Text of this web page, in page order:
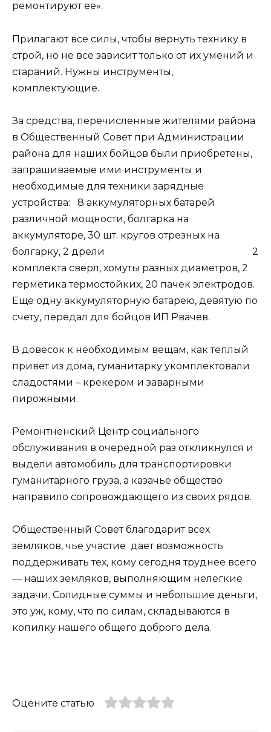
ремонтируют ее».
Прилагают все силы, чтобы вернуть технику в
строй, но не все зависит только от их умений и
стараний. Нужны инструменты,
комплектующие.
За средства, перечисленные жителями района
в Общественный Совет при Администрации
района для наших бойцов были приобретены,
запрашиваемые ими инструменты и
необходимые для техники зарядные
устройства: 8 аккумуляторных батарей
различной мощности, болгарка на
аккумуляторе, 30 шт. кругов отрезных на
болгарку, 2 дрели 2
комплекта сверл, хомуты разных диаметров, 2
герметика термостойких, 20 пачек электродов.
Еще одну аккумуляторную батарею, девятую по
счету, передал для бойцов ИП Рвачев.
В довесок к необходимым вещам, как теплый
привет из дома, гуманитарку укомплектовали
сладостями – крекером и заварными
пирожными.
Ремонтненский Центр социального
обслуживания в очередной раз откликнулся и
выдели автомобиль для транспортировки
гуманитарного груза, а казачье общество
направило сопровождающего из своих рядов.
Общественный Совет благодарит всех
земляков, чье участие дает возможность
поддерживать тех, кому сегодня труднее всего
— наших земляков, выполняющим нелегкие
задачи. Солидные суммы и небольшие деньги,
это уж, кому, что по силам, складываются в
копилку нашего общего доброго дела.
Оцените статью